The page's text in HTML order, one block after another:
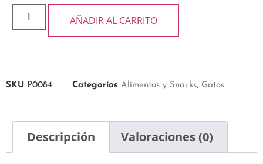
AÑADIR AL CARRITO
SKU P0084 Categorías Alimentos y Snacks, Gatos
Descripción Valoraciones (0)